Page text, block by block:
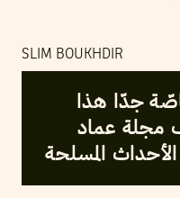
SLIM BOUKHDIR
جدّا هذا
مجلة عماد
المسلحة